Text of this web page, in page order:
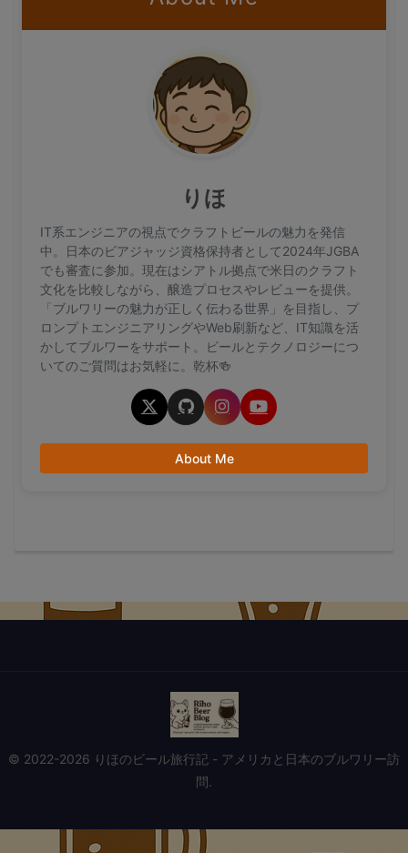
りほ
IT系エンジニアの視点でクラフトビールの魅力を発信
中。日本のビアジャッジ資格保持者として2024年JGBA
でも審査に参加。現在はシアトル拠点で米日のクラフト
文化を比較しながら、醸造プロセスやレビューを提供。
「ブルワリーの魅力が正しく伝わる世界」を目指し、プ
ロンプトエンジニアリングやWeb刷新など、IT知識を活
かしてブルワーをサポート。ビールとテクノロジーにつ
いてのご質問はお気軽に。乾杯🍻
About Me
© 2022-2026 りほのビール旅行記 - アメリカと日本のブルワリー訪
問.